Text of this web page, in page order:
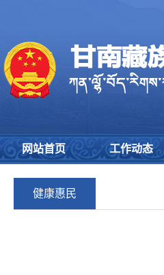
网站首页 工作动态
健康惠民